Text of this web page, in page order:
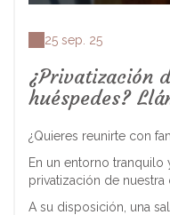
25 sep. 25
¿Privatización
huéspedes?
¿Quieres reunirte con
En un entorno tranquilo
privatización de nuestra
A su disposición, una